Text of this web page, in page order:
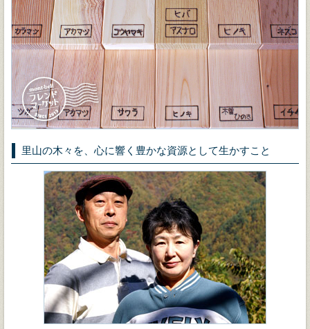
里山の木々を、心に響く豊かな資源として生かすこと